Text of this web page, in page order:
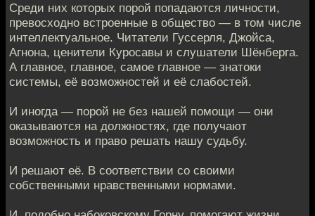
Среди них которых порой попадаются личности,
превосходно встроенные в общество — в том числе
интеллектуальное. Читатели Гуссерля, Джойса,
Агнона, ценители Куросавы и слушатели Шёнберга.
А главное, главное, самое главное — знатоки
системы, её возможностей и её слабостей.
И иногда — порой не без нашей помощи — они
оказываются на должностях, где получают
возможность и право решать нашу судьбу.
И решают её. В соответствии со своими
собственными нравственными нормами.